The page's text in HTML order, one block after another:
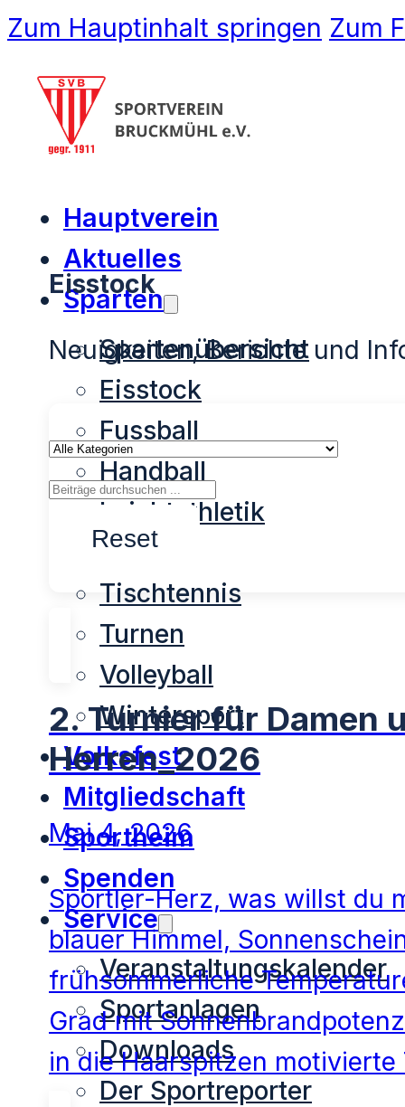
Zum Hauptinhalt springen Zum
Hauptverein
Aktuelles
Sparten
Spartenübersicht
Eisstock
Fussball
Handball
Leichtathletik
Tennis
Tischtennis
Turnen
Volleyball
Wintersport
Volksfest
Mitgliedschaft
Sportheim
Spenden
Service
Veranstaltungskalender
Sportanlagen
Downloads
Der Sportreporter
Eisstock
Neuigkeiten, Berichte und
Reset
2. Turnier für Damen
Herren_2026
Mai 4, 2026
Sportler-Herz, was willst du
blauer Himmel,
frühsommerliche
Grad mit
in die Haarspitzen